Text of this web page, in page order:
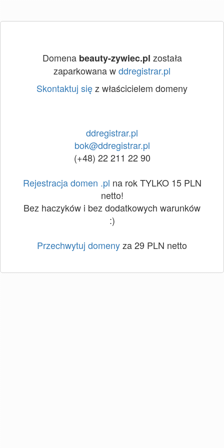
Domena beauty-zywiec.pl została
zaparkowana wddregistrar.pl
Skontaktuj sięz właścicielem domeny
ddregistrar.pl
bok@ddregistrar.pl
(+48) 22 211 22 90
Rejestracja domen .pl na rok TYLKO 15 PLN
netto!
Bez haczyków i bez dodatkowych warunków
:)
Przechwytuj domenyza 29 PLN netto